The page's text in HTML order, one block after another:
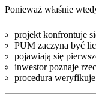
Ponieważ właśnie
projekt konfrontuje
PUM zaczyna być
pojawiają się
inwestor poznaje
procedura